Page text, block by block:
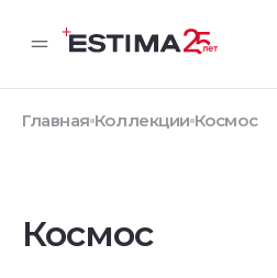
Главная Коллекции Космос
Космос